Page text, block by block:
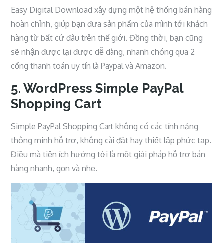
Easy Digital Download xây dựng một hệ thống bán hàng
hoàn chỉnh, giúp bạn đưa sản phẩm của mình tới khách
hàng từ bất cứ đâu trên thế giới. Đồng thời, bạn cũng
sẽ nhận được lại được dễ dàng, nhanh chóng qua 2
cổng thanh toán uy tín là Paypal và Amazon.
5. WordPress Simple PayPal
Shopping Cart
Simple PayPal Shopping Cart không có các tính năng
thông minh hỗ trợ, không cài đặt hay thiết lập phức tạp.
Điều mà tiện ích hướng tới là một giải pháp hỗ trợ bán
hàng nhanh, gọn và nhẹ.